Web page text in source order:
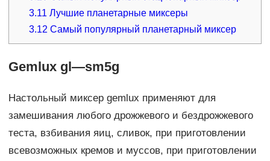
3.11 Лучшие планетарные миксеры
3.12 Самый популярный планетарный миксер
Gemlux gl—sm5g
Настольный миксер gemlux применяют для
замешивания любого дрожжевого и бездрожжевого
теста, взбивания яиц, сливок, при приготовлении
всевозможных кремов и муссов, при приготовлении